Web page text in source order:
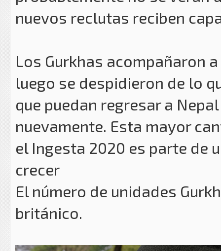
nuevos reclutas reciben
Los Gurkhas acompañaron
luego se despidieron de lo
que puedan regresar a
nuevamente. Esta mayor
el Ingesta 2020 es parte de
crecer
El número de unidades
británico.